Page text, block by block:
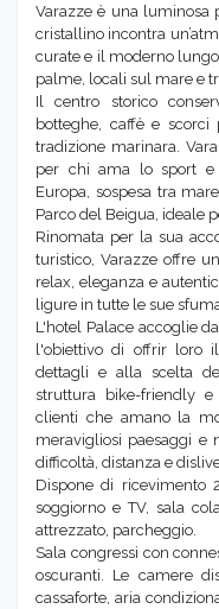
Varazze è una luminosa
cristallino incontra
curate e il moderno
palme, locali sul mare e
Il centro storico
botteghe, caffè e scorci
tradizione marinara.
per chi ama lo sport e
Europa, sospesa tra
Parco del Beigua, ideale
Rinomata per la sua
turistico, Varazze offre
relax, eleganza e
ligure in tutte le sue
L'hotel Palace accoglie
l'obiettivo di offrir loro
dettagli e alla scelta
struttura bike-friendly
clienti che amano la
meravigliosi paesaggi e
difficoltà, distanza e
Dispone di ricevimento
soggiorno e TV, sala
attrezzato, parcheggio.
Sala congressi con
oscuranti. Le camere
cassaforte, aria